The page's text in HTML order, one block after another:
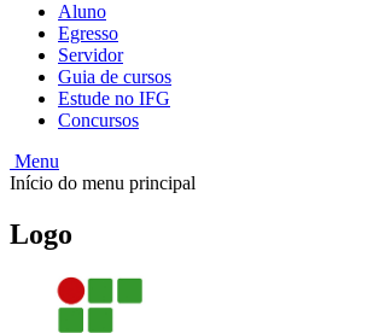
Aluno
Egresso
Servidor
Guia de cursos
Estude no IFG
Concursos
Menu
Início do menu principal
Logo